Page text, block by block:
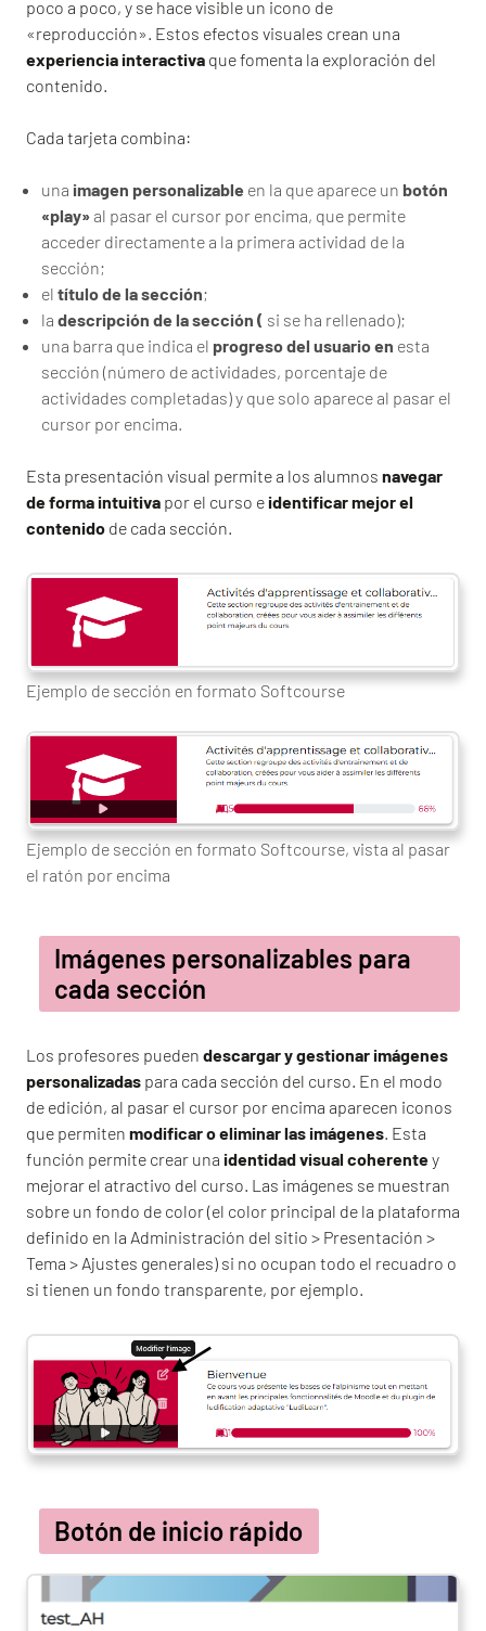
poco a poco, y se hace visible un icono de
«reproducción». Estos efectos visuales crean una
experiencia interactiva que fomenta la exploración del
contenido.
Cada tarjeta combina:
una imagen personalizable en la que aparece un botón
«play» al pasar el cursor por encima, que permite
acceder directamente a la primera actividad de la
sección;
el título de la sección;
la descripción de la sección ( si se ha rellenado);
una barra que indica el progreso del usuario en esta
sección (número de actividades, porcentaje de
actividades completadas) y que solo aparece al pasar el
cursor por encima.
Esta presentación visual permite a los alumnos navegar
de forma intuitiva por el curso eidentificar mejor el
contenido de cada sección.
Ejemplo de sección en formato Softcourse
Ejemplo de sección en formato Softcourse, vista al pasar
el ratón por encima
Imágenes personalizables para
cada sección
Los profesores pueden descargar y gestionar imágenes
personalizadas para cada sección del curso. En el modo
de edición, al pasar el cursor por encima aparecen iconos
que permiten modificar o eliminar las imágenes. Esta
función permite crear una identidad visual coherentey
mejorar el atractivo del curso. Las imágenes se muestran
sobre un fondo de color (el color principal de la plataforma
definido en la Administración del sitio > Presentación >
Tema > Ajustes generales) si no ocupan todo el recuadro o
si tienen un fondo transparente, por ejemplo.
Botón de inicio rápido